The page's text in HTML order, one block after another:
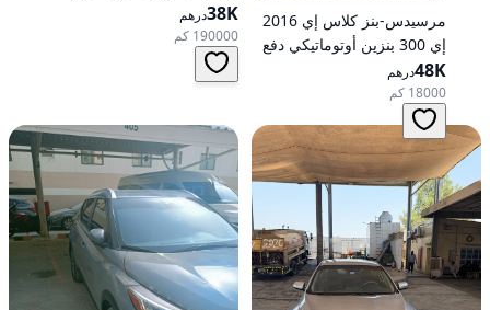
مرسيدس-بنز كلاس إي 2016
إي 300 بنزين أوتوماتيكي دفع
خلفي
48Kدرهم
18000 كم
38Kدرهم
190000 كم